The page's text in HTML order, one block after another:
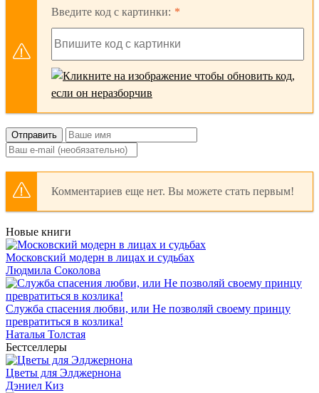
Введите код с картинки:
Отправить
Комментариев еще нет. Вы можете стать первым!
Новые книги
Московский модерн в лицах и судьбах
Людмила Соколова
Служба спасения любви, или Не позволяй своему принцу
превратиться в козлика!
Наталья Толстая
Бестселлеры
Цветы для Элджернона
Дэниел Киз